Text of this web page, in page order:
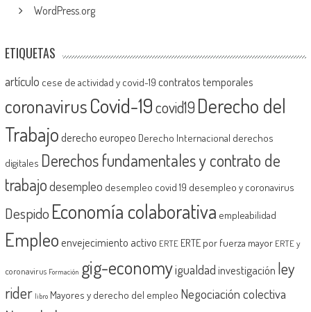
WordPress.org
ETIQUETAS
artículo cese de actividad y covid-19 contratos temporales
coronavirusCovid-19covid19 Derecho del
Trabajoderecho europeo Derecho Internacional derechos
digitales Derechos fundamentales y contrato de
trabajodesempleo desempleo covid 19 desempleo y coronavirus
Despido Economía colaborativa empleabilidad
Empleoenvejecimiento activo ERTE ERTE por fuerza mayor ERTE y
coronavirus Formación gig-economyigualdadinvestigación ley
rider libro Mayores y derecho del empleo Negociación colectiva